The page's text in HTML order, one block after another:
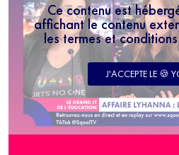
Ce contenu est
affichant le contenu
les termes et
J'ACCEPTE LE 🍪